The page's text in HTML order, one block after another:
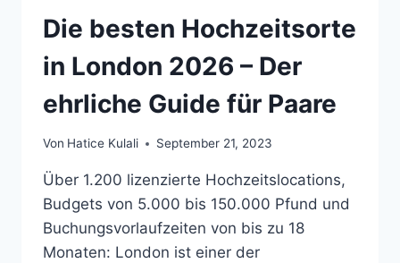
Die besten Hochzeitsorte
in London 2026 – Der
ehrliche Guide für Paare
Von Hatice Kulali September 21, 2023
Über 1.200 lizenzierte Hochzeitslocations,
Budgets von 5.000 bis 150.000 Pfund und
Buchungsvorlaufzeiten von bis zu 18
Monaten: London ist einer der